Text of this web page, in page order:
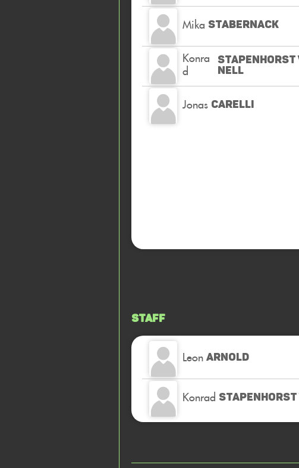
Mika STABERNACK
Konra
d
STAPENHORST
NELL
Jonas CARELLI
Staff
Leon ARNOLD
Konrad